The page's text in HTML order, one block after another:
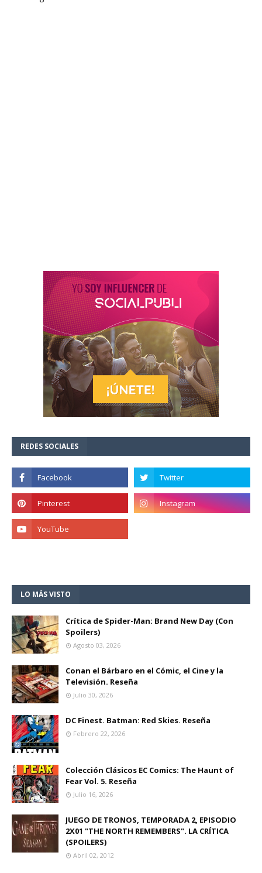
REDES SOCIALES
LO MÁS VISTO
Crítica de Spider-Man: Brand New Day (Con
Spoilers)
Agosto 03, 2026
Conan el Bárbaro en el Cómic, el Cine y la
Televisión. Reseña
Julio 30, 2026
DC Finest. Batman: Red Skies. Reseña
Febrero 22, 2026
Colección Clásicos EC Comics: The Haunt of
Fear Vol. 5. Reseña
Julio 16, 2026
JUEGO DE TRONOS, TEMPORADA 2, EPISODIO
2X01 "THE NORTH REMEMBERS". LA CRÍTICA
(SPOILERS)
Abril 02, 2012